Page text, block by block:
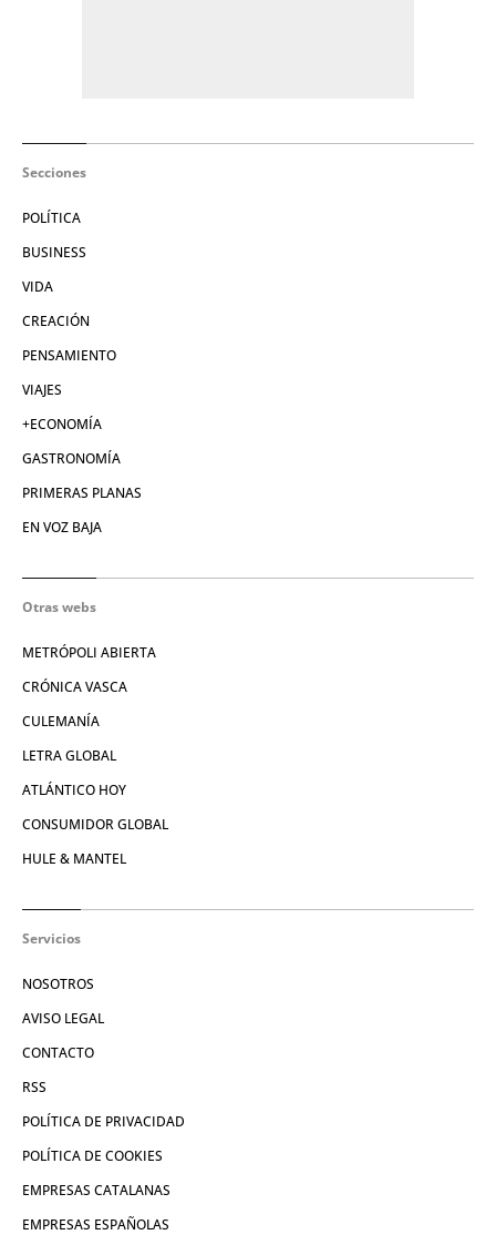
Secciones
POLÍTICA
BUSINESS
VIDA
CREACIÓN
PENSAMIENTO
VIAJES
+ECONOMÍA
GASTRONOMÍA
PRIMERAS PLANAS
EN VOZ BAJA
Otras webs
METRÓPOLI ABIERTA
CRÓNICA VASCA
CULEMANÍA
LETRA GLOBAL
ATLÁNTICO HOY
CONSUMIDOR GLOBAL
HULE & MANTEL
Servicios
NOSOTROS
AVISO LEGAL
CONTACTO
RSS
POLÍTICA DE PRIVACIDAD
POLÍTICA DE COOKIES
EMPRESAS CATALANAS
EMPRESAS ESPAÑOLAS